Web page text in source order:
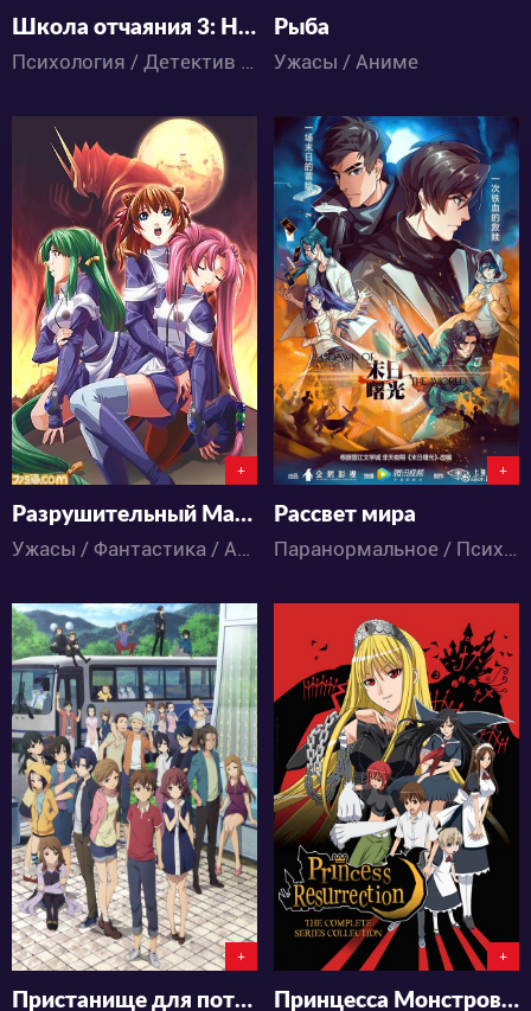
Школа отчаяния 3: Надежда
Психология / Детектив / Ужасы / Школа / Аниме
Рыба
Ужасы / Аниме
4417
2 2
+
Разрушительный Марс
Ужасы / Фантастика / Аниме
5069
0 3
+
Рассвет мира
Паранормальное / Психология / Триллер / Экшен / Ужасы / Аниме
6173
10 9
+
Пристанище для потерянных
6694
1 3
+
Принцесса Монстров [ТВ]